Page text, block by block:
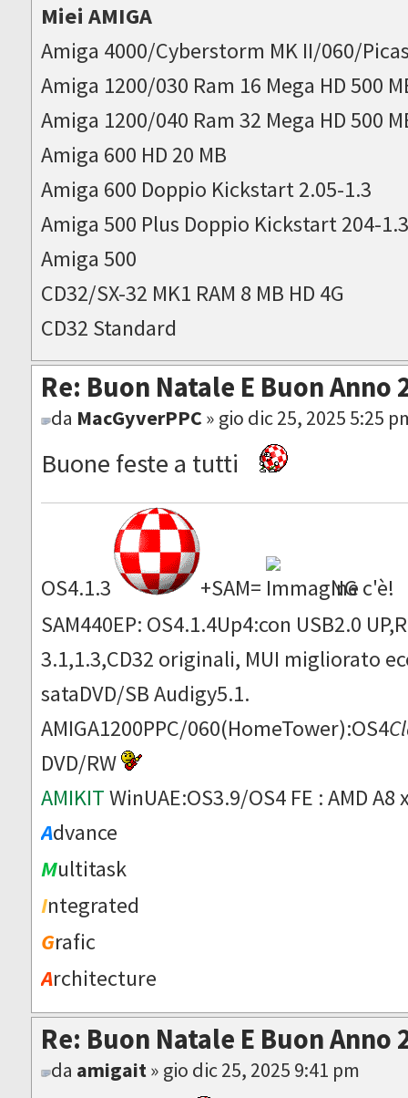
Miei AMIGA
Amiga 4000/Cyberstorm MK II/060/
Amiga 1200/030 Ram 16 Mega HD 500
Amiga 1200/040 Ram 32 Mega HD 500
Amiga 600 HD 20 MB
Amiga 600 Doppio Kickstart 2.05-1.3
Amiga 500 Plus Doppio Kickstart 204-
Amiga 500
CD32/SX-32 MK1 RAM 8 MB HD 4G
CD32 Standard
Re: Buon Natale E Buon Anno
da MacGyverPPC » gio dic 25, 2025 5:25
Buone feste a tutti
OS4.1.3 +SAM=
NG c'è!
SAM440EP: OS4.1.4Up4:con USB2.0
3.1,1.3,CD32 originali, MUI migliorato
sataDVD/SB Audigy5.1.
AMIGA1200PPC/060(HomeTower):OS4
DVD/RW
AMIKITWinUAE:OS3.9/OS4 FE : AMD A8
Advance
Multitask
Integrated
Grafic
Architecture
Re: Buon Natale E Buon Anno
da amigait» gio dic 25, 2025 9:41 pm